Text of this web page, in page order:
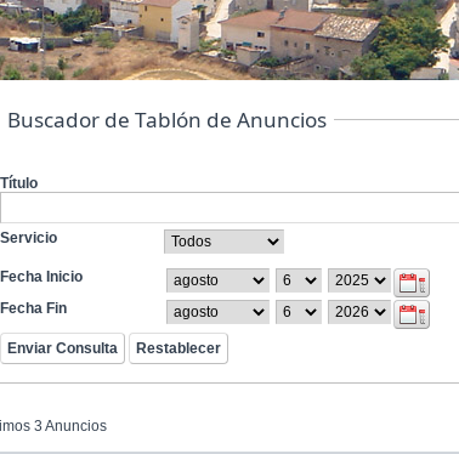
Buscador de Tablón de Anuncios
Título
Servicio
Fecha Inicio
Fecha Fin
3 Anuncios